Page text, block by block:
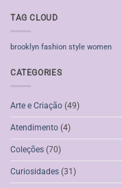
TAG CLOUD
brooklyn fashion style women
CATEGORIES
Arte e Criação (49)
Atendimento (4)
Coleções (70)
Curiosidades (31)